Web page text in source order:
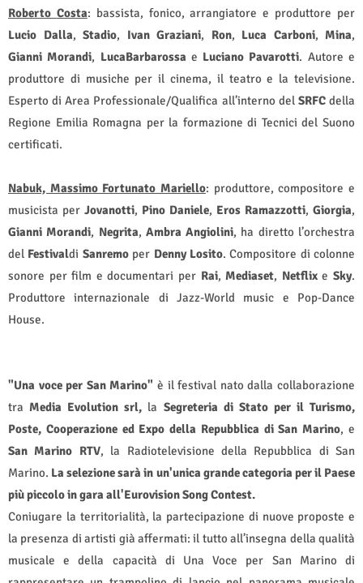
Roberto Costa: bassista, fonico, arrangiatore e produttore per
Lucio Dalla, Stadio, Ivan Graziani, Ron, Luca Carboni, Mina,
Gianni Morandi, LucaBarbarossa e Luciano Pavarotti. Autore e
produttore di musiche per il cinema, il teatro e la televisione.
Esperto di Area Professionale/Qualifica all’interno del SRFCdella
Regione Emilia Romagna per la formazione di Tecnici del Suono
certificati.
Nabuk, Massimo Fortunato Mariello: produttore, compositore e
musicista per Jovanotti, Pino Daniele, Eros Ramazzotti, Giorgia,
Gianni Morandi, Negrita, Ambra Angiolini, ha diretto l’orchestra
del Festivaldi Sanremoper Denny Losito. Compositore di colonne
sonore per film e documentari per Rai,Mediaset, NetflixeSky.
Produttore internazionale di Jazz-World music e Pop-Dance
House.
"Una voce per San Marino" è il festival nato dalla collaborazione
traMedia Evolution srl, la Segreteria di Stato per il Turismo,
Poste, Cooperazione ed Expo della Repubblica di San Marino, e
San Marino RTV, la Radiotelevisione della Repubblica di San
Marino. La selezione sarà in un'unica grande categoria per il Paese
più piccolo in gara all'Eurovision Song Contest.
Coniugare la territorialità, la partecipazione di nuove proposte e
la presenza di artisti già affermati: il tutto all’insegna della qualità
musicale e della capacità di Una Voce per San Marino di